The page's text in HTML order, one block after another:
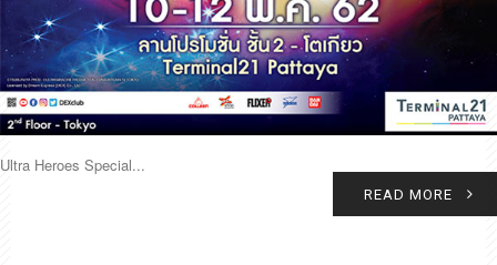
Ultra Heroes Special...
READ MORE